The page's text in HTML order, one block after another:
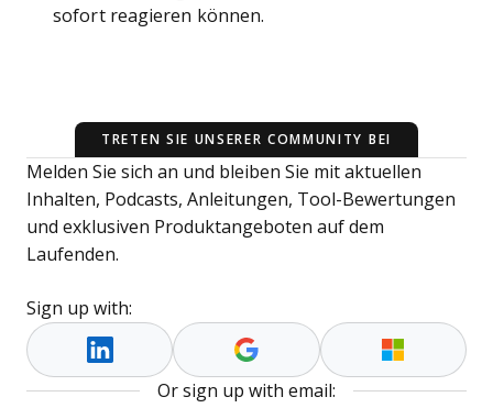
sofort reagieren können.
TRETEN SIE UNSERER COMMUNITY BEI
Melden Sie sich an und bleiben Sie mit aktuellen
Inhalten, Podcasts, Anleitungen, Tool-Bewertungen
und exklusiven Produktangeboten auf dem
Laufenden.
Sign up with:
Or sign up with email: